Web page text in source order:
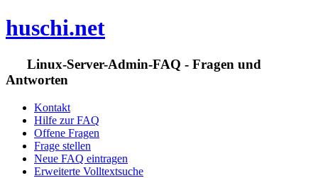
huschi.net
Linux-Server-Admin-FAQ - Fragen und
Antworten
Kontakt
Hilfe zur FAQ
Offene Fragen
Frage stellen
Neue FAQ eintragen
Erweiterte Volltextsuche